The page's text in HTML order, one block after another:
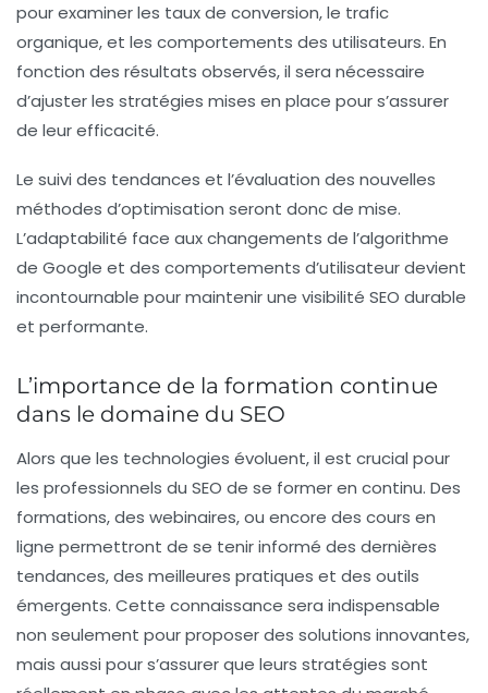
pour examiner les taux de conversion, le trafic
organique, et les comportements des utilisateurs. En
fonction des résultats observés, il sera nécessaire
d’ajuster les stratégies mises en place pour s’assurer
de leur efficacité.
Le suivi des tendances et l’évaluation des nouvelles
méthodes d’optimisation seront donc de mise.
L’adaptabilité face aux changements de l’algorithme
de Google et des comportements d’utilisateur devient
incontournable pour maintenir une visibilité SEO durable
et performante.
L’importance de la formation continue
dans le domaine du SEO
Alors que les technologies évoluent, il est crucial pour
les professionnels du SEO de se former en continu. Des
formations, des webinaires, ou encore des cours en
ligne permettront de se tenir informé des dernières
tendances, des meilleures pratiques et des outils
émergents. Cette connaissance sera indispensable
non seulement pour proposer des solutions innovantes,
mais aussi pour s’assurer que leurs stratégies sont